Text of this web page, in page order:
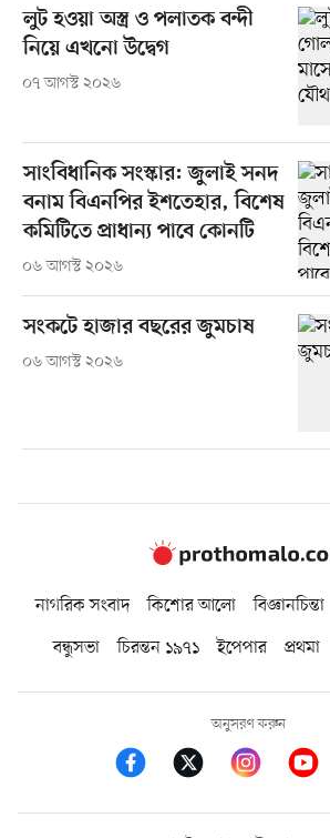
লুট হওয়া অস্ত্র ও পলাতক বন্দী
নিয়ে এখনো উদ্বেগ
০৭ আগস্ট ২০২৬
সাংবিধানিক সংস্কার: জুলাই সনদ
বনাম বিএনপির ইশতেহার, বিশেষ
কমিটিতে প্রাধান্য পাবে কোনটি
০৬ আগস্ট ২০২৬
সংকটে হাজার বছরের জুমচাষ
০৬ আগস্ট ২০২৬
নাগরিক সংবাদ কিশোর আলো বিজ্ঞানচিন্তা
বন্ধুসভা
চিরন্তন ১৯৭১ ইপেপার প্রথমা
অনুসরণ করুন